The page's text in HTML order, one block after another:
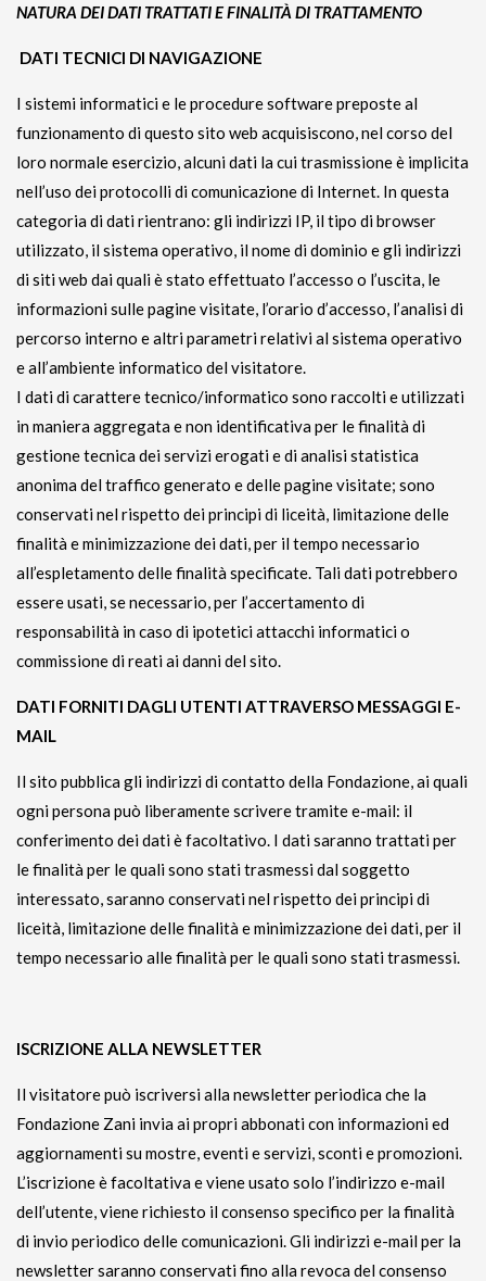
NATURA DEI DATI TRATTATI E FINALITÀ DI TRATTAMENTO
DATI TECNICI DI NAVIGAZIONE
I sistemi informatici e le procedure software preposte al
funzionamento di questo sito web acquisiscono, nel corso del
loro normale esercizio, alcuni dati la cui trasmissione è implicita
nell’uso dei protocolli di comunicazione di Internet. In questa
categoria di dati rientrano: gli indirizzi IP, il tipo di browser
utilizzato, il sistema operativo, il nome di dominio e gli indirizzi
di siti web dai quali è stato effettuato l’accesso o l’uscita, le
informazioni sulle pagine visitate, l’orario d’accesso, l’analisi di
percorso interno e altri parametri relativi al sistema operativo
e all’ambiente informatico del visitatore.
I dati di carattere tecnico/informatico sono raccolti e utilizzati
in maniera aggregata e non identificativa per le finalità di
gestione tecnica dei servizi erogati e di analisi statistica
anonima del traffico generato e delle pagine visitate; sono
conservati nel rispetto dei principi di liceità, limitazione delle
finalità e minimizzazione dei dati, per il tempo necessario
all’espletamento delle finalità specificate. Tali dati potrebbero
essere usati, se necessario, per l’accertamento di
responsabilità in caso di ipotetici attacchi informatici o
commissione di reati ai danni del sito.
DATI FORNITI DAGLI UTENTI ATTRAVERSO MESSAGGI E-
MAIL
Il sito pubblica gli indirizzi di contatto della Fondazione, ai quali
ogni persona può liberamente scrivere tramite e-mail: il
conferimento dei dati è facoltativo. I dati saranno trattati per
le finalità per le quali sono stati trasmessi dal soggetto
interessato, saranno conservati nel rispetto dei principi di
liceità, limitazione delle finalità e minimizzazione dei dati, per il
tempo necessario alle finalità per le quali sono stati trasmessi.
ISCRIZIONE ALLA NEWSLETTER
Il visitatore può iscriversi alla newsletter periodica che la
Fondazione Zani invia ai propri abbonati con informazioni ed
aggiornamenti su mostre, eventi e servizi, sconti e promozioni.
L’iscrizione è facoltativa e viene usato solo l’indirizzo e-mail
dell’utente, viene richiesto il consenso specifico per la finalità
di invio periodico delle comunicazioni. Gli indirizzi e-mail per la
newsletter saranno conservati fino alla revoca del consenso